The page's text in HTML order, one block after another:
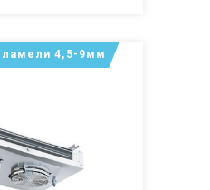
ламели 4,5-9мм